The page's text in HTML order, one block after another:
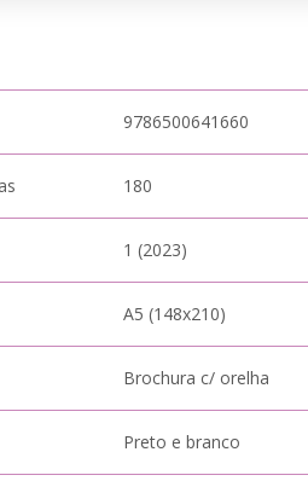
9786500641660
180
1 (2023)
A5 (148x210)
Brochura c/ orelha
Preto e branco